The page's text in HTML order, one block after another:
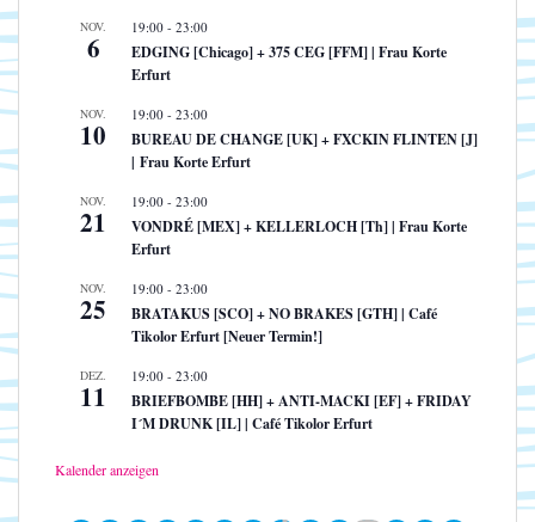
NOV.
6
19:00 - 23:00
EDGING [Chicago] + 375 CEG [FFM] | Frau Korte
Erfurt
NOV.
10
19:00 - 23:00
BUREAU DE CHANGE [UK] + FXCKIN FLINTEN [J]
| Frau Korte Erfurt
NOV.
21
19:00 - 23:00
VONDRÉ [MEX] + KELLERLOCH [Th] | Frau Korte
Erfurt
NOV.
25
19:00 - 23:00
BRATAKUS [SCO] + NO BRAKES [GTH] | Café
Tikolor Erfurt [Neuer Termin!]
DEZ.
11
19:00 - 23:00
BRIEFBOMBE [HH] + ANTI-MACKI [EF] + FRIDAY
I´M DRUNK [IL] | Café Tikolor Erfurt
Kalender anzeigen